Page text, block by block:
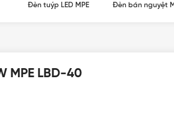
Đèn tuýp LED MPE Đèn bán nguyệt
MPE LBD-40